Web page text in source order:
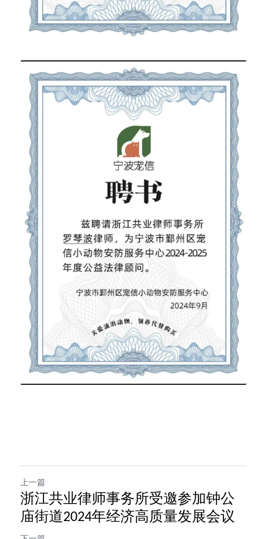
上一篇
浙江共业律师事务所受邀参加钟公
庙街道2024年经济高质量发展会议